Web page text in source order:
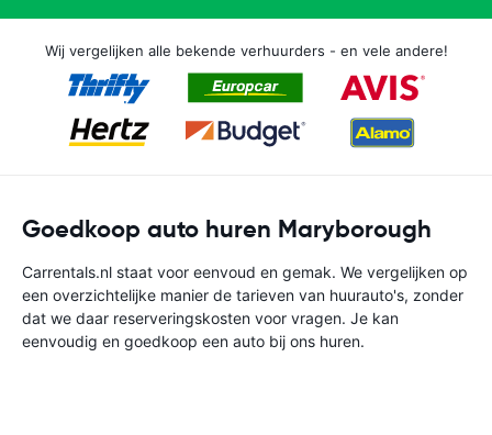
Wij vergelijken alle bekende verhuurders - en vele andere!
Goedkoop auto huren Maryborough
Carrentals.nl staat voor eenvoud en gemak. We vergelijken op
een overzichtelijke manier de tarieven van huurauto's, zonder
dat we daar reserveringskosten voor vragen. Je kan
eenvoudig en goedkoop een auto bij ons huren.